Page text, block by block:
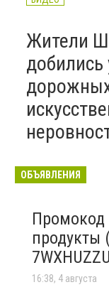
Жители
добились
ОБЪЯВЛЕНИЯ
продукты
7WXHUZZU
16:38, 4 августа